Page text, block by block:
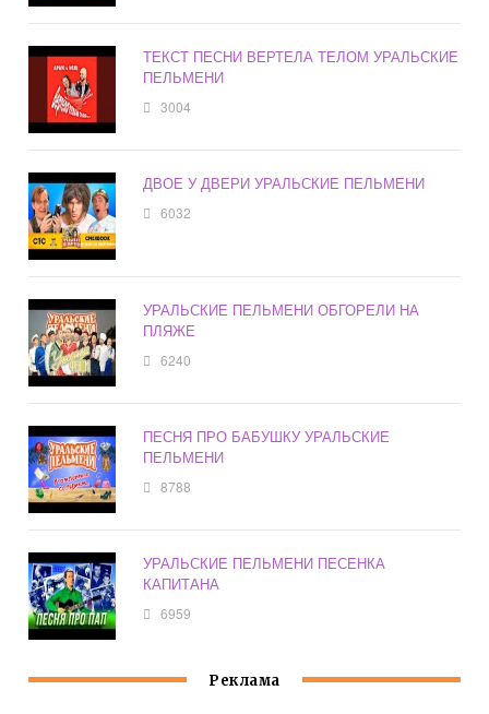
ТЕКСТ ПЕСНИ ВЕРТЕЛА ТЕЛОМ УРАЛЬСКИЕ
ПЕЛЬМЕНИ
3004
ДВОЕ У ДВЕРИ УРАЛЬСКИЕ ПЕЛЬМЕНИ
6032
УРАЛЬСКИЕ ПЕЛЬМЕНИ ОБГОРЕЛИ НА
ПЛЯЖЕ
6240
ПЕСНЯ ПРО БАБУШКУ УРАЛЬСКИЕ
ПЕЛЬМЕНИ
8788
УРАЛЬСКИЕ ПЕЛЬМЕНИ ПЕСЕНКА
КАПИТАНА
6959
Реклама